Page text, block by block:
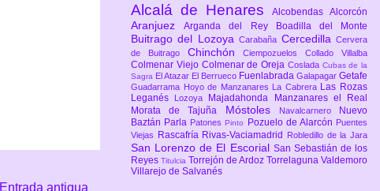
Entrada antigua
Alcalá de Henares Alcobendas Alcorcón
AranjuezArganda del Rey Boadilla del Monte
Buitrago del LozoyaCarabaña CercedillaCervera
de Buitrago ChinchónCiempozuelosCollado Villalba
Colmenar Viejo Colmenar de Oreja Coslada Cubas de la
Sagra El Atazar El Berrueco Fuenlabrada Galapagar Getafe
Guadarrama Hoyo de Manzanares La Cabrera Las Rozas
Leganés
Lozoya Majadahonda
Manzanares el Real
Morata de Tajuña Móstoles Navalcarnero
Nuevo
Baztán Parla PatonesPinto Pozuelo de Alarcón Puentes
Viejas
Rascafría Rivas-Vaciamadrid Robledillo de la Jara
San Lorenzo de El Escorial San Sebastián de los
Reyes Titulcia Torrejón de Ardoz Torrelaguna Valdemoro
Villarejo de Salvanés